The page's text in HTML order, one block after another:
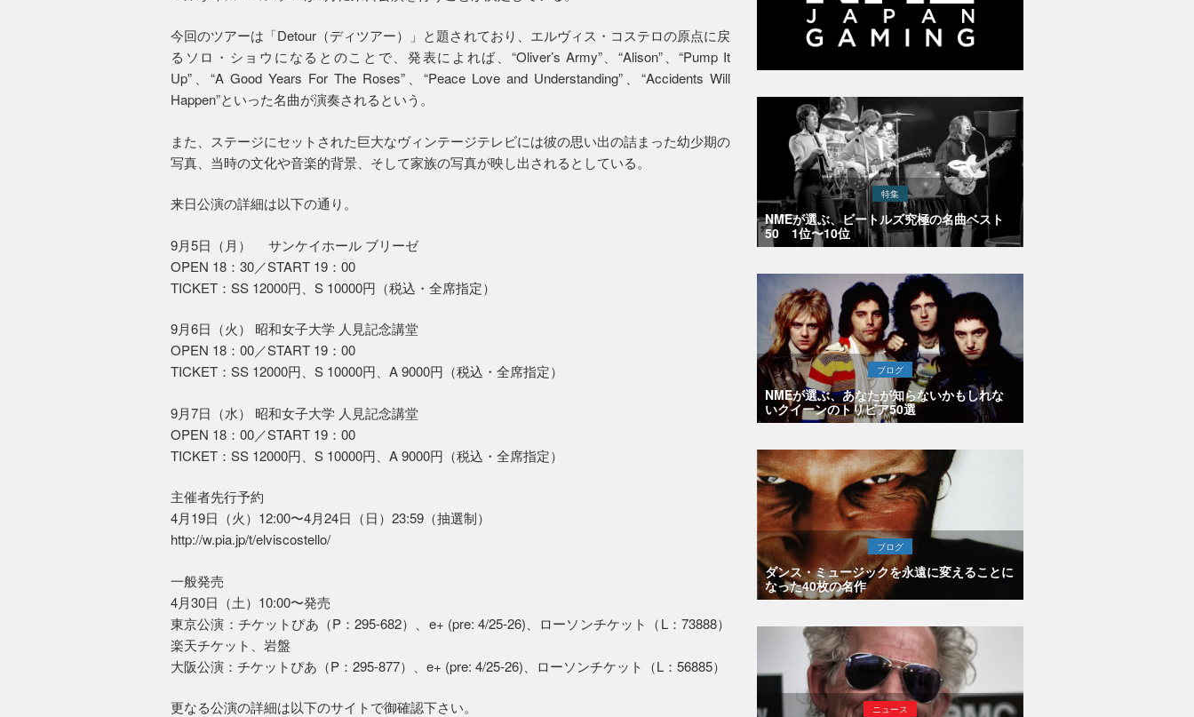
今回のツアーは「Detour（ディツアー）」と題されており、エルヴィス・コステロの原点に戻
るソロ・ショウになるとのことで、発表によれば、“Oliver’s Army”、“Alison”、“Pump It
Up”、“A Good Years For The Roses”、“Peace Love and Understanding”、“Accidents Will
Happen”といった名曲が演奏されるという。
また、ステージにセットされた巨大なヴィンテージテレビには彼の思い出の詰まった幼少期の
写真、当時の文化や音楽的背景、そして家族の写真が映し出されるとしている。
来日公演の詳細は以下の通り。
9月5日（月） サンケイホール ブリーゼ
OPEN 18：30／START 19：00
TICKET：SS 12000円、S 10000円（税込・全席指定）
9月6日（火） 昭和女子大学 人見記念講堂
OPEN 18：00／START 19：00
TICKET：SS 12000円、S 10000円、A 9000円（税込・全席指定）
9月7日（水） 昭和女子大学 人見記念講堂
OPEN 18：00／START 19：00
TICKET：SS 12000円、S 10000円、A 9000円（税込・全席指定）
主催者先行予約
4月19日（火）12:00〜4月24日（日）23:59（抽選制）
http://w.pia.jp/t/elviscostello/
一般発売
4月30日（土）10:00〜発売
東京公演：チケットぴあ（P：295-682）、e+ (pre: 4/25-26)、ローソンチケット（L：73888）
楽天チケット、岩盤
大阪公演：チケットぴあ（P：295-877）、e+ (pre: 4/25-26)、ローソンチケット（L：56885）
更なる公演の詳細は以下のサイトで御確認下さい。
特集
NMEが選ぶ、ビートルズ究極の名曲ベスト
50 1位〜10位
ブログ
NMEが選ぶ、あなたが知らないかもしれな
いクイーンのトリビア50選
ブログ
ダンス・ミュージックを永遠に変えることに
なった40枚の名作
ニュース